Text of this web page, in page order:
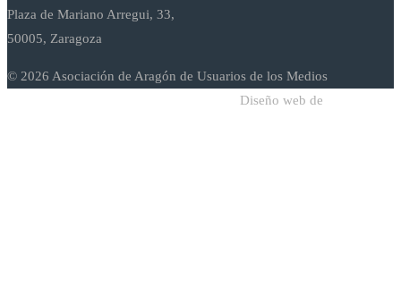
Plaza de Mariano Arregui, 33,
50005, Zaragoza
© 2026 Asociación de Aragón de Usuarios de los Medios
Diseño web de